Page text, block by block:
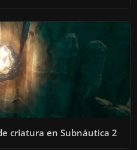
criatura en Subnáutica 2